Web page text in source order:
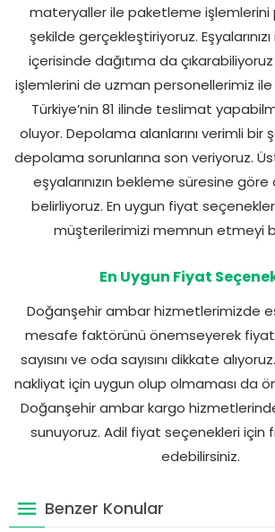
materyaller ile paketleme işlemlerini
şekilde gerçekleştiriyoruz.
içerisinde dağıtıma da çıkarabiliyoruz
işlemlerini de uzman personellerimiz ile
Türkiye’nin 81 ilinde teslimat
oluyor. Depolama alanlarını verimli bir
depolama sorunlarına son veriyoruz.
eşyalarınızın bekleme süresine göre
belirliyoruz. En uygun fiyat
müşterilerimizi memnun etmeyi
En Uygun Fiyat
Doğanşehir ambar hizmetlerimizde
mesafe faktörünü önemseyerek fiyat
sayısını ve oda sayısını dikkate
nakliyat için uygun olup olmaması da
Doğanşehir ambar kargo
sunuyoruz. Adil fiyat seçenekleri için
edebilirsiniz.
Benzer Konular